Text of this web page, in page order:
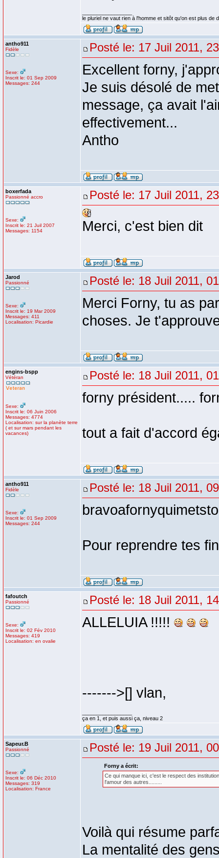
le pluriel ne vaut rien à l'homme et sitôt qu'on est plus de
antho911
Fidèle
Sexe:
Inscrit le: 01 Sep 2009
Messages: 244
Posté le: 17 Juil 2011,
Excellent forny,
Je suis désolé de
message, ça avait
effectivement...
Antho
boxerfada
Passionné accro
Sexe:
Inscrit le: 21 Juil 2007
Messages: 1154
Posté le: 17 Juil 2011,
Merci, c'est bien dit
Jarod
Passionné
Sexe:
Inscrit le: 19 Mar 2009
Messages: 411
Localisation: Picardie
Posté le: 18 Juil 2011,
Merci Forny, tu as
choses. Je
engins-bspp
Vétéran
Sexe:
Inscrit le: 06 Juin 2006
Messages: 4774
Localisation: sur la planète terre
( et sur mars pendant les
vacances)
Posté le: 18 Juil 2011,
forny président.....
tout a fait d'accord
antho911
Fidèle
Sexe:
Inscrit le: 01 Sep 2009
Messages: 244
Posté le: 18 Juil 2011,
Pour reprendre tes
fafoutch
Passionné
Sexe:
Inscrit le: 02 Fév 2010
Messages: 419
Localisation: en ovalie
Posté le: 18 Juil 2011,
ALLELUIA !!!!!
------->[] vlan,
ça en 1, et puis aussi ça, niveau 2
Sapeur.B
Passionné
Sexe:
Inscrit le: 06 Déc 2010
Messages: 319
Localisation: France
Posté le: 19 Juil 2011,
Forny a écrit:
Ce qui manque ici, c'est le respect des
l'amour des autres.........
Voilà qui résume
La mentalité des